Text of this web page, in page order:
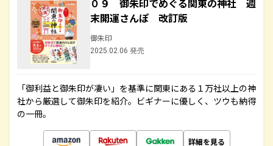
０９ 御朱印でめぐる関東の神社 週
末開運さんぽ 改訂版
御朱印
2025.02.06 発売
「御利益と御朱印が凄い」を基準に関東にある１万社以上の神
社から厳選して御朱印を紹介。ビギナーに優しく、ツウも納得
の一冊。
詳細を見る